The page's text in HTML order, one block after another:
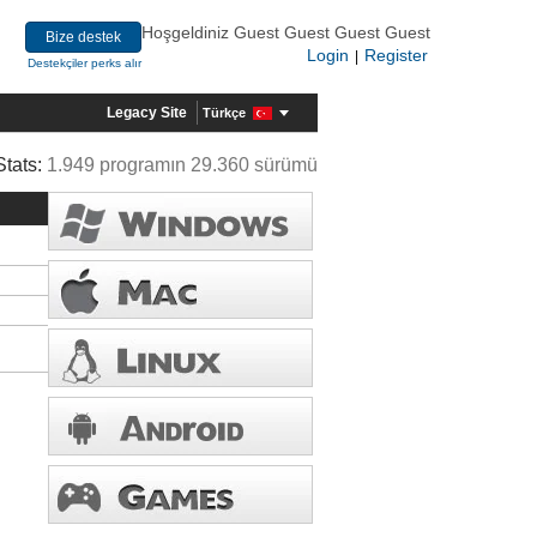
Bize destek
Destekçiler perks alır
Hoşgeldiniz Guest Guest Guest Guest
Login
Register
Legacy Site Türkçe
1.949 programın 29.360 sürümü